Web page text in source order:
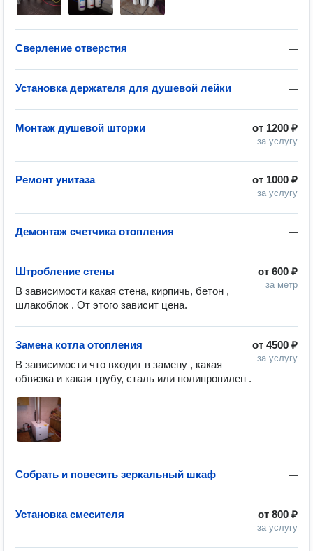
—
Сверление отверстия
—
Установка держателя для душевой лейки
от 1200 ₽
за услугу
Монтаж душевой шторки
от 1000 ₽
за услугу
Ремонт унитаза
—
Демонтаж счетчика отопления
от 600 ₽
за метр
Штробление стены
В зависимости какая стена, кирпичь, бетон ,
шлакоблок . От этого зависит цена.
от 4500 ₽
за услугу
Замена котла отопления
В зависимости что входит в замену , какая
обвязка и какая трубу, сталь или полипропилен .
—
Собрать и повесить зеркальный шкаф
от 800 ₽
за услугу
Установка смесителя